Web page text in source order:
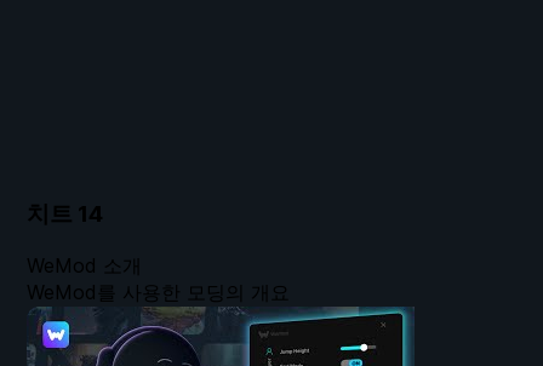
치트 14
WeMod 소개
WeMod를 사용한 모딩의 개요